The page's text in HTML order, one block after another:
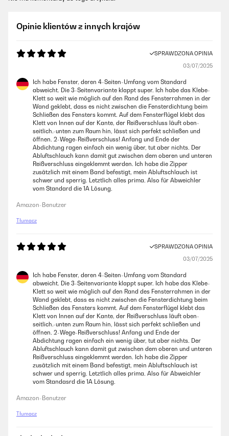
Opinie klientów z innych krajów
SPRAWDZONA OPINIA
03/07/2025
Ich habe Fenster, deren 4-Seiten-Umfang vom Standard
abweicht. Die 3-Seitenvariante klappt super. Ich habe das Klebe-
Klett so weit wie möglich auf den Rand des Fensterrahmen in der
Wand geklebt, dass es nicht zwischen die Fensterdichtung beim
Schließen des Fensters kommt. Auf dem Fensterflügel klebt das
Klett von Innen auf der Kante, der Reißverschluss läuft oben-
seitlich.-unten zum Raum hin, lässt sich perfekt schließen und
öffnen. 2-Wege-Reißverschluss! Anfang und Ende der
Abdichtung ragen einfach ein wenig über, tut aber nichts. Der
Abluftschlauch kann damit gut zwischen dem oberen und unteren
Reißverschluss eingeklemmt werden. Ich habe die Zipper
zusätzlich mit einem Band befestigt, mein Abluftschlauch ist
schwer und sperrig. Letztlich alles prima. Also für Abweichler
vom Standard die 1A Lösung.
Amazon-Benutzer
Tłumacz
SPRAWDZONA OPINIA
03/07/2025
Ich habe Fenster, deren 4-Seiten-Umfang vom Standard
abweicht. Die 3-Seitenvariante klappt super. Ich habe das Klebe-
Klett so weit wie möglich auf den Rand des Fensterrahmen in der
Wand geklebt, dass es nicht zwischen die Fensterdichtung beim
Schließen des Fensters kommt. Auf dem Fensterflügel klebt das
Klett von Innen auf der Kante, der Reißverschluss läuft oben-
seitlich.-unten zum Raum hin, lässt sich perfekt schließen und
öffnen. 2-Wege-Reißverschluss! Anfang und Ende der
Abdichtung ragen einfach ein wenig über, tut aber nichts. Der
Abluftschlauch kann damit gut zwischen dem oberen und unteren
Reißverschluss eingeklemmt werden. Ich habe die Zipper
zusätzlich mit einem Band befestigt, mein Abluftschlauch ist
schwer und sperrig. Letztlich alles prima. Also für Abweichler
vom Standasrd die 1A Lösung.
Amazon-Benutzer
Tłumacz